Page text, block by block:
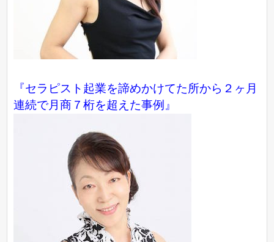
『セラピスト起業を諦めかけてた所から２ヶ月
連続で月商７桁を超えた事例』